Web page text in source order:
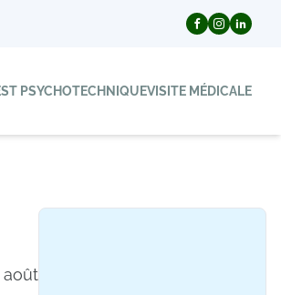
PSYCHOTECHNIQUEVISITE MÉDICALE